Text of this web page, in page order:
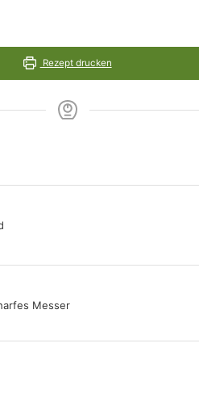
Rezept drucken
Messer